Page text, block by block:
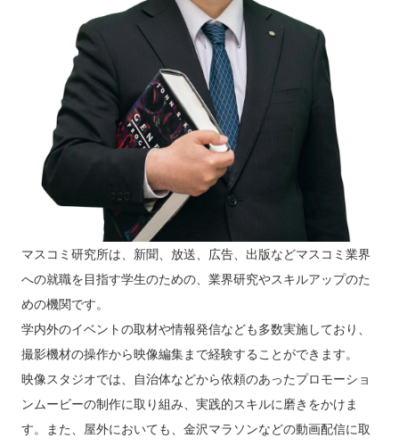
マスコミ研究所は、新聞、放送、広告、出版などマスコミ業界
への就職を目指す学生のための、業界研究やスキルアップのた
めの機関です。
学内外のイベントの取材や情報発信なども多数実施しており、
撮影機材の操作から映像編集まで経験することができます。
映像スタジオでは、自治体などから依頼のあったプロモーショ
ンムービーの制作に取り組み、実践的スキルに磨きをかけま
す。また、屋外においても、金沢マラソンなどの動画配信に取